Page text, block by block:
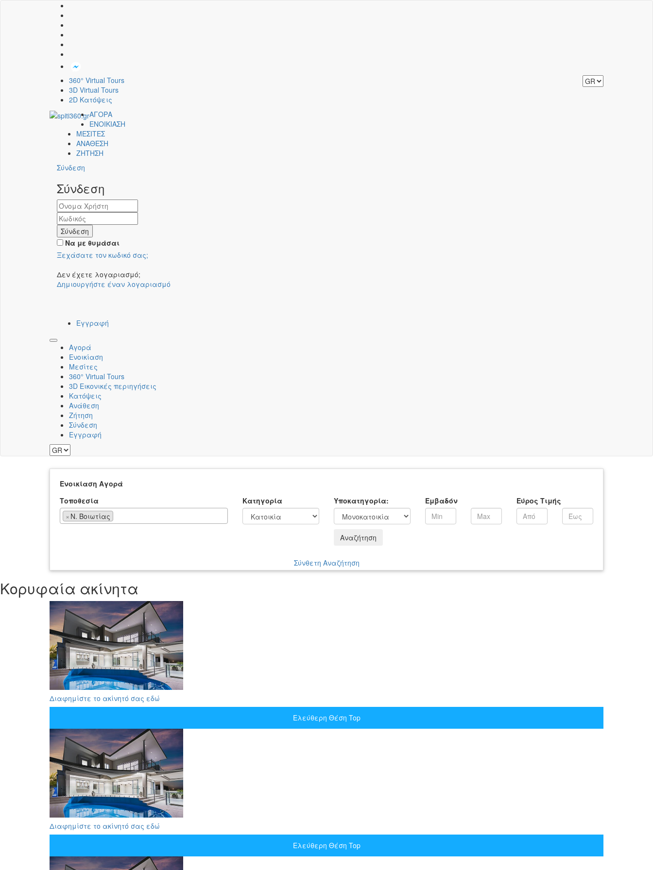
360° Virtual Tours
3D Virtual Tours
2D Κατόψεις
ΑΓΟΡΑ
ΕΝΟΙΚΙΑΣΗ
ΜΕΣΙΤΕΣ
ΑΝΑΘΕΣΗ
ΖΗΤΗΣΗ
Σύνδεση
Σύνδεση
Σύνδεση
Να με θυμάσαι
Ξεχάσατε τον κωδικό σας;
Δεν έχετε λογαριασμό;
Δημιουργήστε έναν λογαριασμό
Εγγραφή
Toggle
navigation
Αγορά
Ενοικίαση
Μεσίτες
360° Virtual Tours
3D Εικονικές περιηγήσεις
Κατόψεις
Ανάθεση
Ζήτηση
Σύνδεση
Εγγραφή
Ενοικίαση Αγορά
Τοποθεσία
× Ν. Βοιωτίας
Κατηγορία Υποκατηγορία: Εμβαδόν Εύρος Τιμής
Αναζήτηση
Σύνθετη Αναζήτηση
Κορυφαία ακίνητα
Διαφημίστε το ακίνητό σας εδώ
Ελεύθερη Θέση Top
Διαφημίστε το ακίνητό σας εδώ
Ελεύθερη Θέση Top